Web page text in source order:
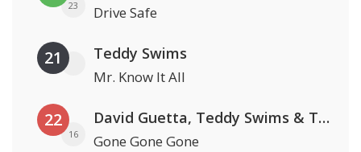
23 Drive Safe
21 Teddy Swims
Mr. Know It All
22
16
David Guetta, Teddy Swims & Tones And I
Gone Gone Gone